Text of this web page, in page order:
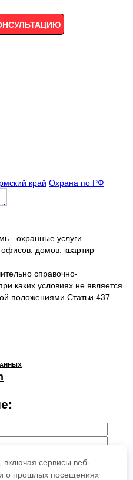
край Охрана по РФ
- охранные услуги
домов, квартир
справочно-
каких условиях не является
положениями Статьи 437
включая сервисы веб-
о прошлых посещениях